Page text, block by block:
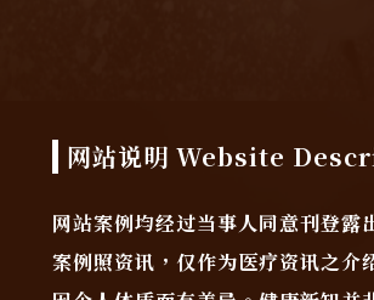
网站说明 Website
网站案例均经过当事人同意刊登露
案例照资讯，仅作为医疗资讯之介